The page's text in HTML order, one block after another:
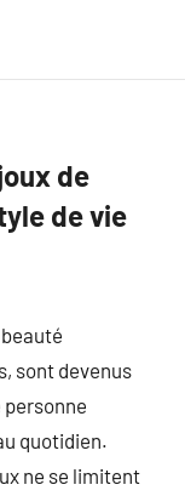
de
de vie
sont devenus
quotidien.
ne se limitent